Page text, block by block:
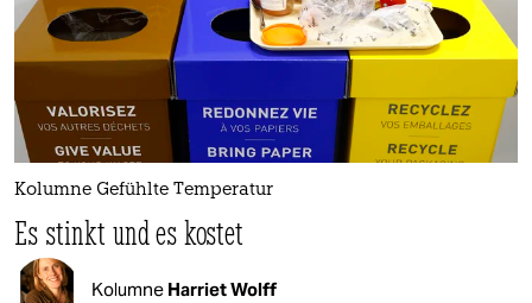
Kolumne Gefühlte Temperatur
Es stinkt und es kostet
Kolumne Harriet Wolff